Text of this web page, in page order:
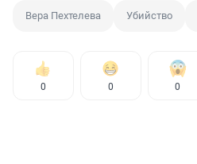
Вера Пехтелева Убийство
0 0 0